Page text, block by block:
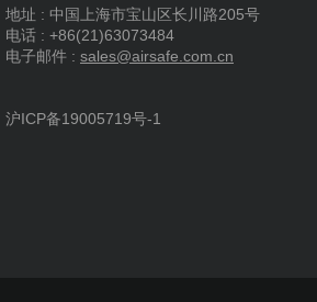
地址 : 中国上海市宝山区长川路205号
电话 : +86(21)63073484
电子邮件 : sales@airsafe.com.cn
沪ICP备19005719号-1